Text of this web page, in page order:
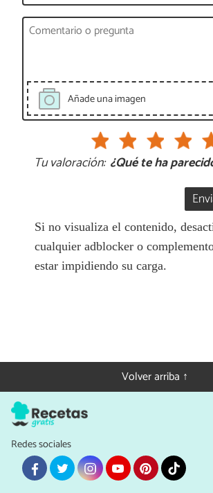
Añade una imagen
Tu valoración: ¿Qué te ha
Si no visualiza el contenido,
cualquier adblocker o
estar impidiendo su carga.
Volver arriba ↑
Redes sociales